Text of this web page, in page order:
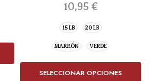
10,95 €
15 LB 20 LB
MARRÓN VERDE
SELECCIONAR OPCIONES